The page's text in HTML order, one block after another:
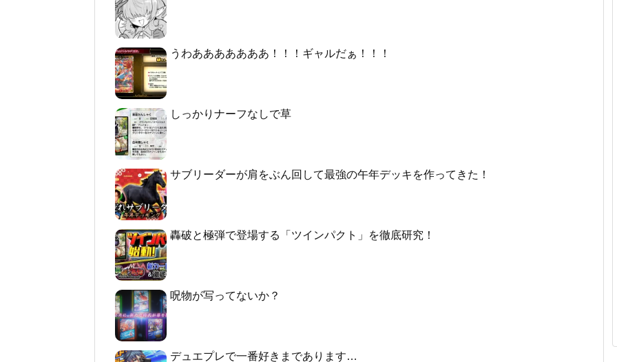
うわあああああああ！！！ギャルだぁ！！！
しっかりナーフなしで草
サブリーダーが肩をぶん回して最強の午年デッキを作ってきた！
轟破と極弾で登場する「ツインパクト」を徹底研究！
呪物が写ってないか？
デュエプレで一番好きまであります…